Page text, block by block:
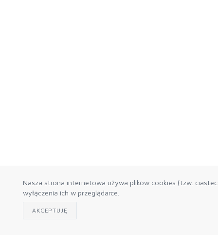
Nasza strona internetowa używa plików cookies (tzw.
wyłączenia ich w przeglądarce.
AKCEPTUJĘ